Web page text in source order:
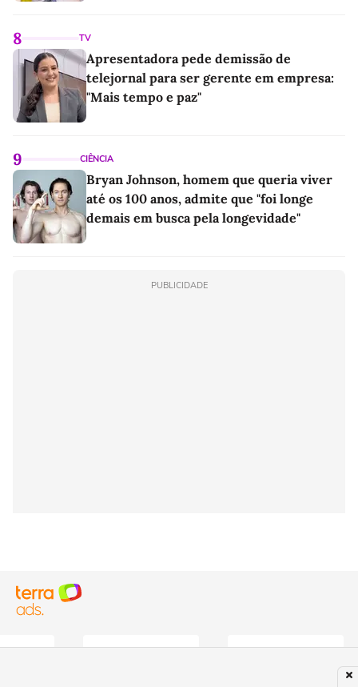
8 TV
Apresentadora pede demissão de
telejornal para ser gerente em empresa:
"Mais tempo e paz"
9 CIÊNCIA
Bryan Johnson, homem que queria viver
até os 100 anos, admite que "foi longe
demais em busca pela longevidade"
PUBLICIDADE